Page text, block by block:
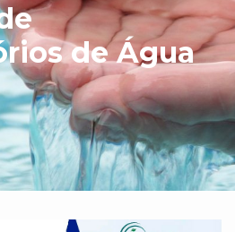
de Água